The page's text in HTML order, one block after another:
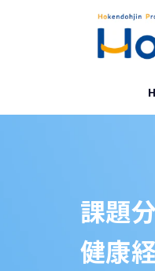
課題
健康